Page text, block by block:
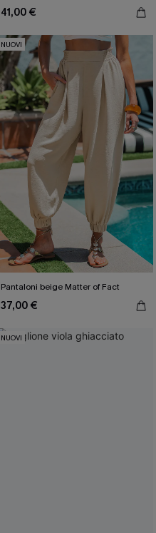
41,00 €
NUOVI
Pantaloni beige Matter of Fact
37,00 €
NUOVI